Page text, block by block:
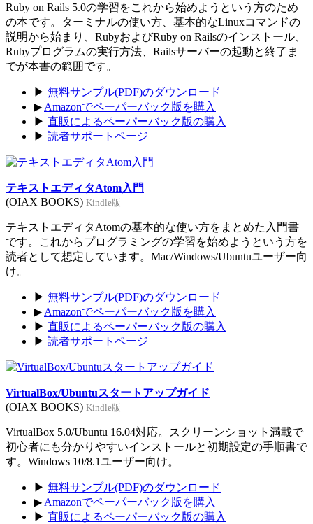
Ruby on Rails 5.0の学習をこれから始めようという方のため
の本です。ターミナルの使い方、基本的なLinuxコマンドの
説明から始まり、RubyおよびRuby on Railsのインストール、
Rubyプログラムの実行方法、Railsサーバーの起動と終了ま
でが本書の範囲です。
▶ 無料サンプル(PDF)のダウンロード
▶ Amazonでペーパーバック版を購入
▶ 直販によるペーパーバック版の購入
▶ 読者サポートページ
テキストエディタAtom入門
(OIAX BOOKS) Kindle版
テキストエディタAtomの基本的な使い方をまとめた入門書
です。これからプログラミングの学習を始めようという方を
読者として想定しています。Mac/Windows/Ubuntuユーザー向
け。
▶ 無料サンプル(PDF)のダウンロード
▶ Amazonでペーパーバック版を購入
▶ 直販によるペーパーバック版の購入
▶ 読者サポートページ
VirtualBox/Ubuntuスタートアップガイド
(OIAX BOOKS) Kindle版
VirtualBox 5.0/Ubuntu 16.04対応。スクリーンショット満載で
初心者にも分かりやすいインストールと初期設定の手順書で
す。Windows 10/8.1ユーザー向け。
▶ 無料サンプル(PDF)のダウンロード
▶ Amazonでペーパーバック版を購入
▶ 直販によるペーパーバック版の購入